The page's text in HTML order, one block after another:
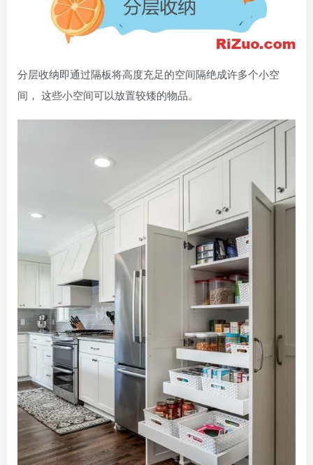
分层收纳即通过隔板将高度充足的空间隔绝成许多个小空
间， 这些小空间可以放置较矮的物品。